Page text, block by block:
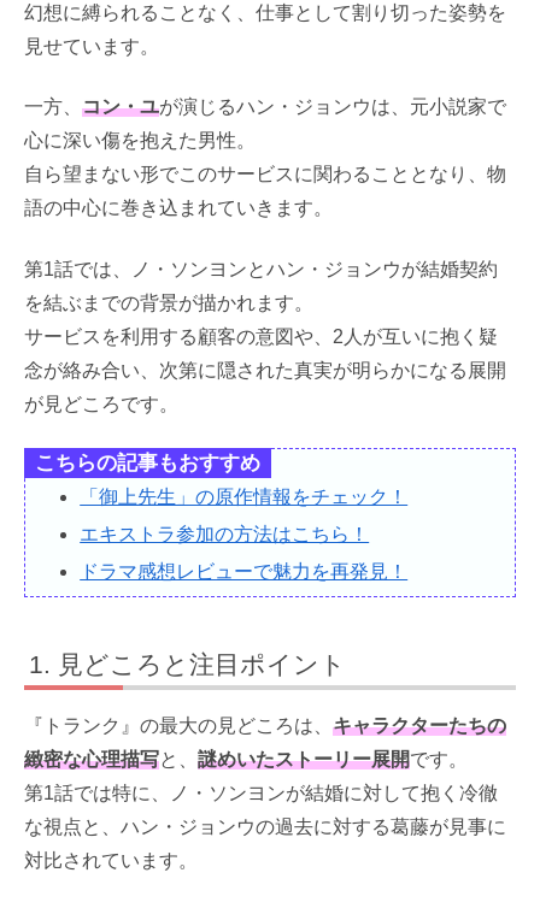
幻想に縛られることなく、仕事として割り切った姿勢を
見せています。
一方、 コン・ユが演じるハン・ジョンウは、元小説家で
心に深い傷を抱えた男性。
自ら望まない形でこのサービスに関わることとなり、物
語の中心に巻き込まれていきます。
第1話では、ノ・ソンヨンとハン・ジョンウが結婚契約
を結ぶまでの背景が描かれます。
サービスを利用する顧客の意図や、2人が互いに抱く疑
念が絡み合い、次第に隠された真実が明らかになる展開
が見どころです。
こちらの記事もおすすめ
「御上先生」の原作情報をチェック！
エキストラ参加の方法はこちら！
ドラマ感想レビューで魅力を再発見！
見どころと注目ポイント
『トランク』の最大の見どころは、 キャラクターたちの
緻密な心理描写と、 謎めいたストーリー展開です。
第1話では特に、ノ・ソンヨンが結婚に対して抱く冷徹
な視点と、ハン・ジョンウの過去に対する葛藤が見事に
対比されています。